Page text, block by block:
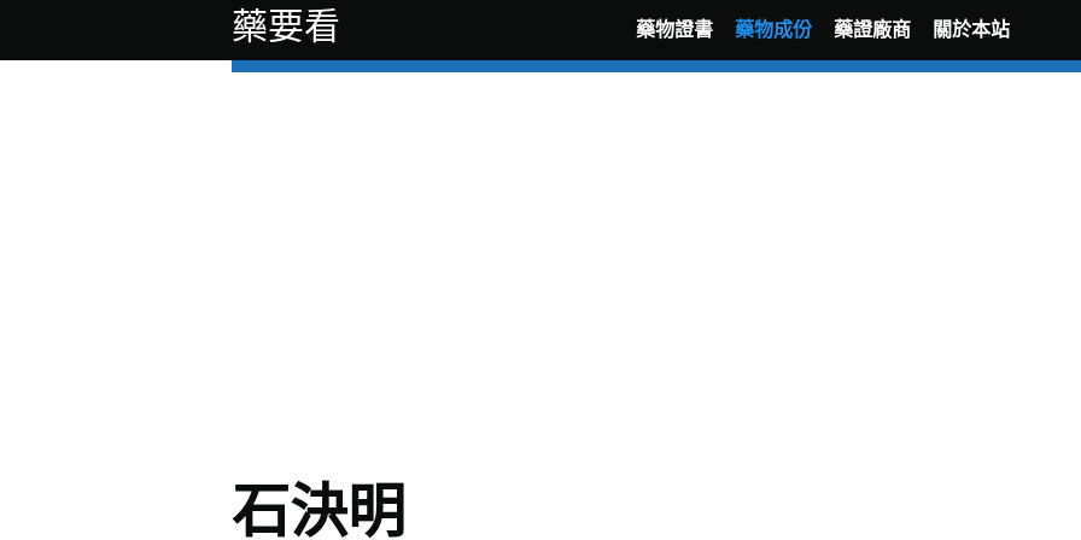
藥要看 藥物證書 藥物成份 藥證廠商 關於本站
石決明